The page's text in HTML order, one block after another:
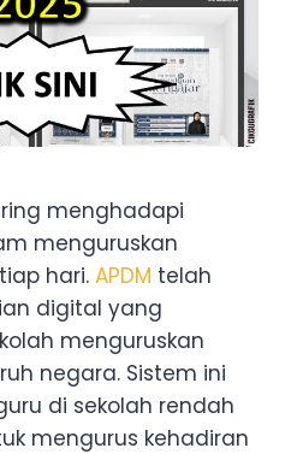
menghadapi
menguruskan
hari. APDM telah
digital yang
menguruskan
negara. Sistem ini
di sekolah rendah
mengurus kehadiran